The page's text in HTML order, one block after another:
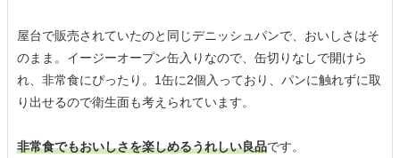
屋台で販売されていたのと同じデニッシュパンで、おいしさはそ
のまま。イージーオープン缶入りなので、缶切りなしで開けら
れ、非常食にぴったり。1缶に2個入っており、パンに触れずに取
り出せるので衛生面も考えられています。
非常食でもおいしさを楽しめるうれしい良品です。